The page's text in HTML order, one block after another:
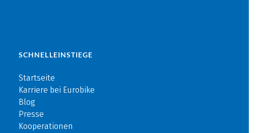
SCHNELLEINSTIEGE
Startseite
Karriere bei Eurobike
Blog
Presse
Kooperationen